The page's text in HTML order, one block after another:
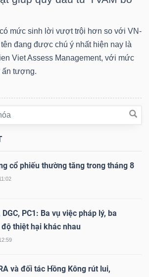
mức sinh lời vượt trội hơn so với VN-
tên đang được chú ý nhất hiện nay là
Viet Assess Management, với mức
ấn tượng.
cổ phiếu thường tăng trong tháng 8
DGC, PC1: Ba vụ việc pháp lý, ba
thiệt hại khác nhau
và đối tác Hồng Kông rút lui,